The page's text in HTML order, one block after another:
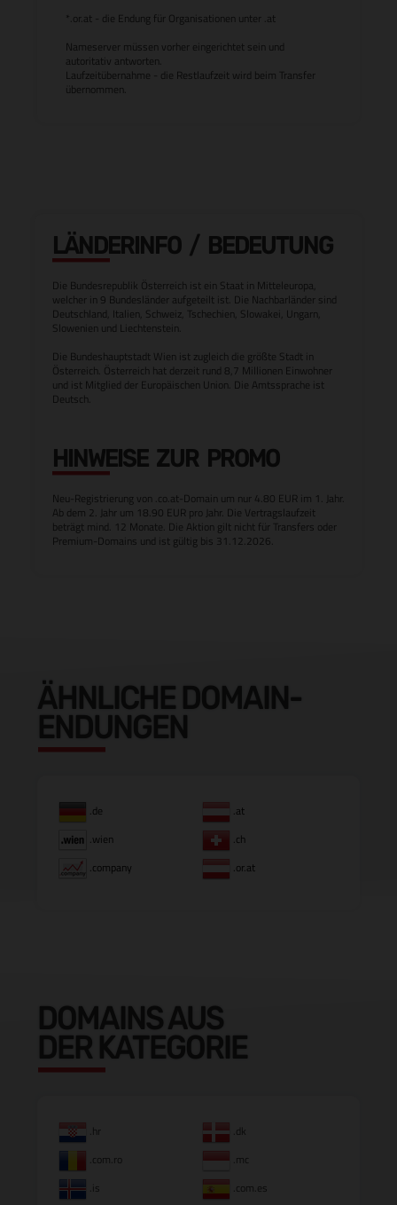
*.or.at - die Endung für Organisationen unter .at
Nameserver müssen vorher eingerichtet sein und
autoritativ antworten.
Laufzeitübernahme - die Restlaufzeit wird beim Transfer
übernommen.
LÄNDERINFO / BEDEUTUNG
Die Bundesrepublik Österreich ist ein Staat in Mitteleuropa,
welcher in 9 Bundesländer aufgeteilt ist. Die Nachbarländer sind
Deutschland, Italien, Schweiz, Tschechien, Slowakei, Ungarn,
Slowenien und Liechtenstein.
Die Bundeshauptstadt Wien ist zugleich die größte Stadt in
Österreich. Österreich hat derzeit rund 8,7 Millionen Einwohner
und ist Mitglied der Europäischen Union. Die Amtssprache ist
Deutsch.
HINWEISE ZUR PROMO
Neu-Registrierung von .co.at-Domain um nur 4.80 EUR im 1. Jahr.
Ab dem 2. Jahr um 18.90 EUR pro Jahr. Die Vertragslaufzeit
beträgt mind. 12 Monate. Die Aktion gilt nicht für Transfers oder
Premium-Domains und ist gültig bis 31.12.2026.
ÄHNLICHE DOMAIN-
ENDUNGEN
.de
.at
.wien
.ch
.company
.or.at
DOMAINS AUS
DER KATEGORIE
.hr
.dk
.com.ro
.mc
.is
.com.es